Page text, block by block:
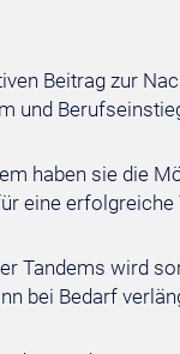
Beitrag zur
und
haben sie die
eine erfolgreiche
Tandems wird
bei Bedarf